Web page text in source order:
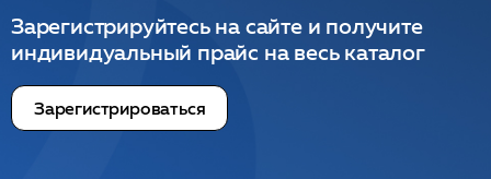
Зарегистрируйтесь на сайте и получите
индивидуальный прайс на весь каталог
Зарегистрироваться